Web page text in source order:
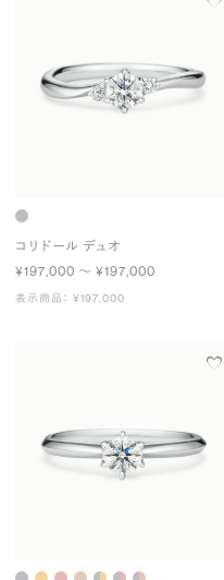
コリドール デュオ
¥197,000 〜 ¥197,000
表示商品： ¥197,000